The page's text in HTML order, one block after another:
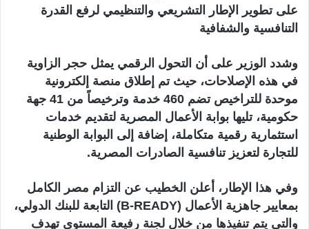
على تطوير الإطار التشريعي والتنظيمي لرفع القدرة
التنافسية والشفافية
وشدد الوزير على أن التحول الرقمي يمثل حجر الزاوية
في هذه الإصلاحات، حيث تم إطلاق منصة إلكترونية
موحدة للتراخيص تضم 460 خدمة وترخيصاً من 41 جهة
حكومية، تليها بوابة الأعمال المصرية لتقديم خدمات
استثمارية رقمية متكاملة، إضافة إلى البوابة الوطنية
للتجارة لتعزيز تنافسية الصادرات المصرية.
وفي هذا الإطار، أعلن الخطيب عن التزام مصر الكامل
بمعايير جاهزية الأعمال (B-READY) التابعة للبنك الدولي،
والتي يتم تنفيذها من خلال لجنة رفيعة المستوى تهدف